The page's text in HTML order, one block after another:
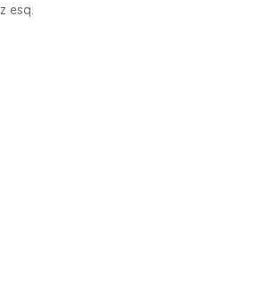
esq.